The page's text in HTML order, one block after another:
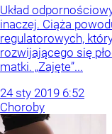
Układ
inaczej. Ciąża
regulatorowych,
rozwijającego się
matki. „Zajęte”...
24 sty 2019 6:52
Choroby